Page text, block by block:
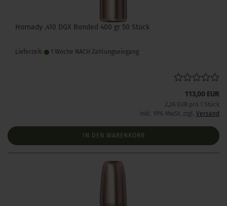
Hornady .410 DGX Bonded 400 gr 50 Stück
Lieferzeit: 1 Woche NACH Zahlungseingang
113,00 EUR
2,26 EUR pro 1 Stück
inkl. 19% MwSt. zzgl. Versand
IN DEN WARENKORB